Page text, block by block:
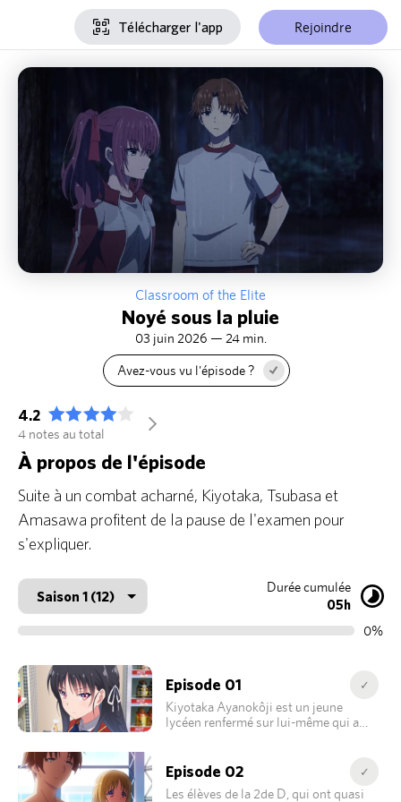
Télécharger l'app Rejoindre
Classroom of the Elite
Noyé sous la pluie
03 juin 2026 — 24 min.
Avez-vous vu l'épisode ?
4.2
4 notes au total
arrow_forward_ios
À propos de l'épisode
Suite à un combat acharné, Kiyotaka, Tsubasa et
Amasawa profitent de la pause de l'examen pour
s'expliquer.
Durée cumulée
05h
0%
Episode 01 ✓
Kiyotaka Ayanokôji est un jeune
lycéen renfermé sur lui-même qui a
D, classe à laquelle il a été affecté, il se
rapproche de Suzune Horikita, une
jeune fille froide et solitaire. Ils
Episode 02 ✓
Les élèves de la 2de D, qui ont quasi